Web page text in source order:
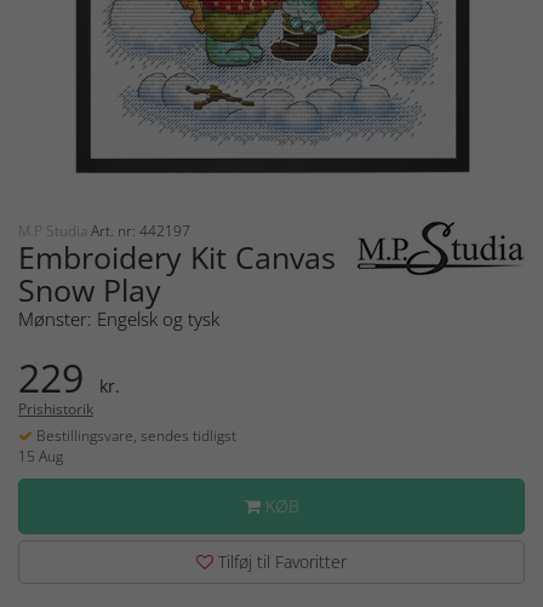
M.P Studia Art. nr: 442197
Embroidery Kit Canvas
Snow Play
Mønster: Engelsk og tysk
229 kr.
Prishistorik
Bestillingsvare, sendes tidligst
15 Aug
KØB
Tilføj til Favoritter